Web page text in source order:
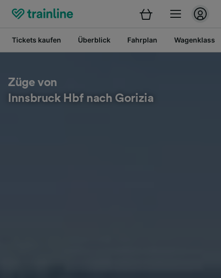
Tickets kaufen Überblick Fahrplan
Züge von
Innsbruck Hbf nach Gorizia